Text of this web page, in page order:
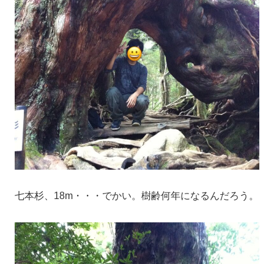
七本杉、18m・・・でかい。樹齢何年になるんだろう。